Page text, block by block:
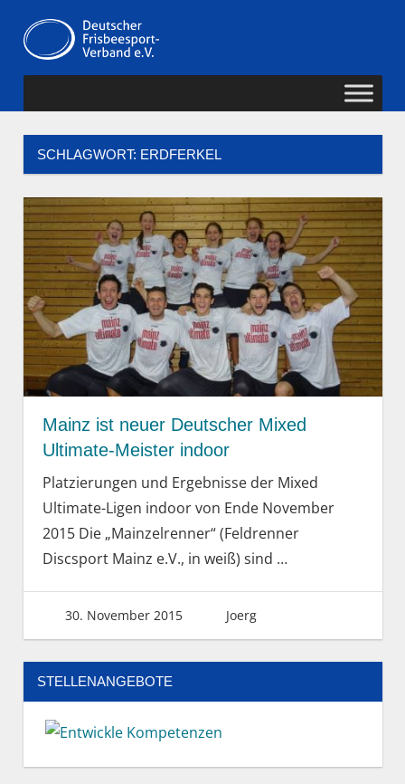
Inhalt
springen
Frisbeesport-
Verband
SCHLAGWORT: ERDFERKEL
Mainz ist neuer Deutscher Mixed
Ultimate-Meister indoor
Platzierungen und Ergebnisse der Mixed
Ultimate-Ligen indoor von Ende November
2015 Die „Mainzelrenner“ (Feldrenner
Discsport Mainz e.V., in weiß) sind …
30. November 2015 Joerg
STELLENANGEBOTE